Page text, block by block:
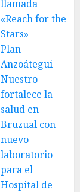
llamada
«Reach for the
Stars»
Plan
Anzoátegui
Nuestro
fortalece la
salud en
Bruzual con
nuevo
laboratorio
para el
Hospital de